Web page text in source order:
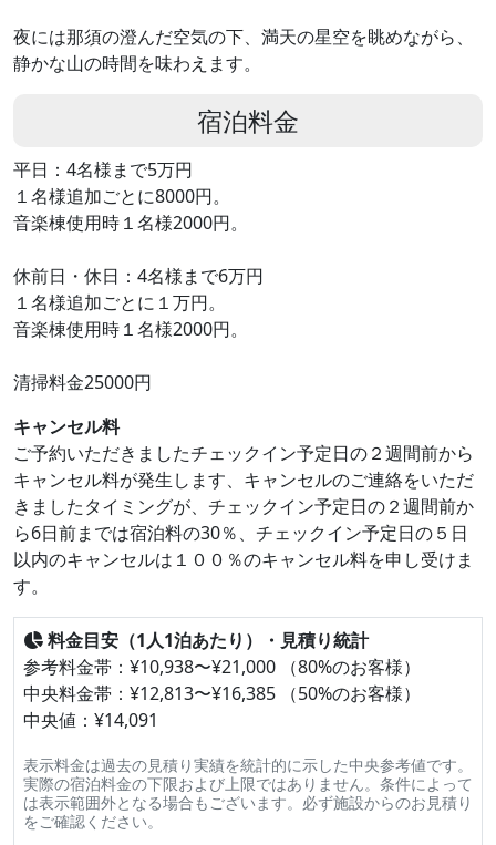
夜には那須の澄んだ空気の下、満天の星空を眺めながら、
静かな山の時間を味わえます。
宿泊料金
平日：4名様まで5万円
１名様追加ごとに8000円。
音楽棟使用時１名様2000円。
休前日・休日：4名様まで6万円
１名様追加ごとに１万円。
音楽棟使用時１名様2000円。
清掃料金25000円
キャンセル料
ご予約いただきましたチェックイン予定日の２週間前から
キャンセル料が発生します、キャンセルのご連絡をいただ
きましたタイミングが、チェックイン予定日の２週間前か
ら6日前までは宿泊料の30％、チェックイン予定日の５日
以内のキャンセルは１００％のキャンセル料を申し受けま
す。
料金目安（1人1泊あたり）・見積り統計
参考料金帯：¥10,938〜¥21,000 （80%のお客様）
中央料金帯：¥12,813〜¥16,385 （50%のお客様）
中央値：¥14,091
表示料金は過去の見積り実績を統計的に示した中央参考値です。
実際の宿泊料金の下限および上限ではありません。条件によって
は表示範囲外となる場合もございます。必ず施設からのお見積り
をご確認ください。